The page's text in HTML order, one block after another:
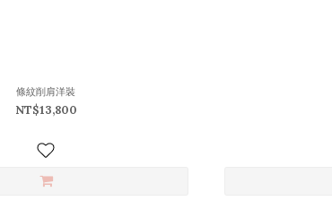
條紋削肩洋裝
NT$13,800